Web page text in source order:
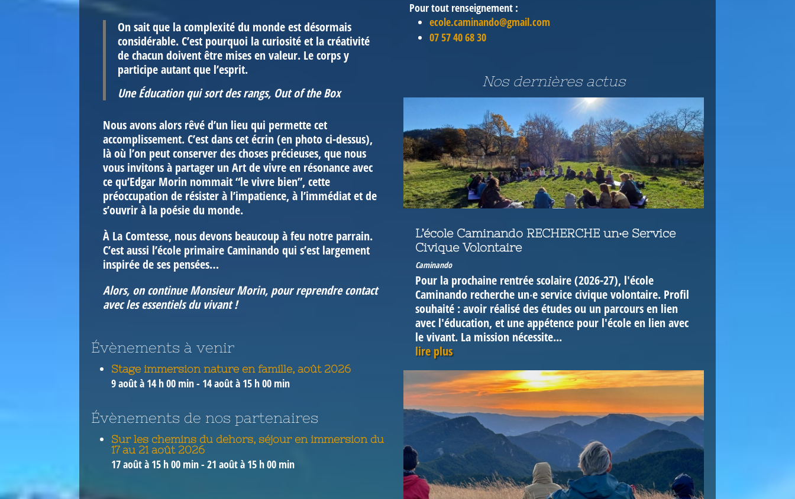
On sait que la complexité du monde est désormais
considérable. C’est pourquoi la curiosité et la créativité
de chacun doivent être mises en valeur. Le corps y
participe autant que l’esprit.
Une Éducation qui sort des rangs, Out of the Box
Nous avons alors rêvé d’un lieu qui permette cet
accomplissement. C’est dans cet écrin (en photo ci-dessus),
là où l’on peut conserver des choses précieuses, que nous
vous invitons à partager un Art de vivre en résonance avec
ce qu’Edgar Morin nommait “le vivre bien”, cette
préoccupation de résister à l’impatience, à l’immédiat et de
s’ouvrir à la poésie du monde.
À La Comtesse, nous devons beaucoup à feu notre parrain.
C’est aussi l’école primaire Caminando qui s’est largement
inspirée de ses pensées…
Alors, on continue Monsieur Morin, pour reprendre contact
avec les essentiels du vivant !
Évènements à venir
Stage immersion nature en famille, août 2026
9 août à 14 h 00 min- 14 août à 15 h 00 min
Évènements de nos partenaires
Sur les chemins du dehors, séjour en immersion du
17 au 21 août 2026
17 août à 15 h 00 min- 21 août à 15 h 00 min
Pour tout renseignement :
ecole.caminando@gmail.com
07 57 40 68 30
Nos dernières actus
L’école Caminando RECHERCHE un‧e Service
Civique Volontaire
Caminando
Pour la prochaine rentrée scolaire (2026-27), l'école
Caminando recherche un‧e service civique volontaire. Profil
souhaité : avoir réalisé des études ou un parcours en lien
avec l'éducation, et une appétence pour l'école en lien avec
le vivant. La mission nécessite...
lire plus